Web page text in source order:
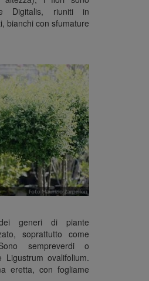
Digitalis, riuniti in
bianchi con sfumature
generi di piante
soprattutto come
sempreverdi o
Ligustrum ovalifolium.
eretta, con fogliame